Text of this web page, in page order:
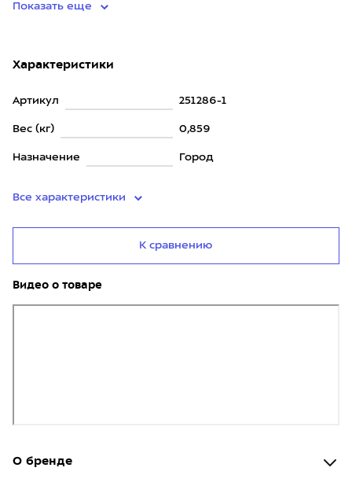
Показать еще
Характеристики
Артикул 251286-1
Вес (кг) 0,859
Назначение Город
Все характеристики
К сравнению
Видео о товаре
О бренде